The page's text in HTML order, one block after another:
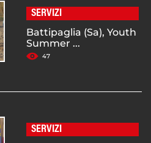
SERVIZI
Battipaglia (Sa), Youth
Summer ...
47
SERVIZI